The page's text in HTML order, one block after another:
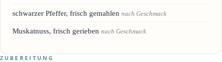
schwarzer Pfeffer, frisch gemahlen nach Geschmack
Muskatnuss, frisch gerieben nach Geschmack
ZUBEREITUNG